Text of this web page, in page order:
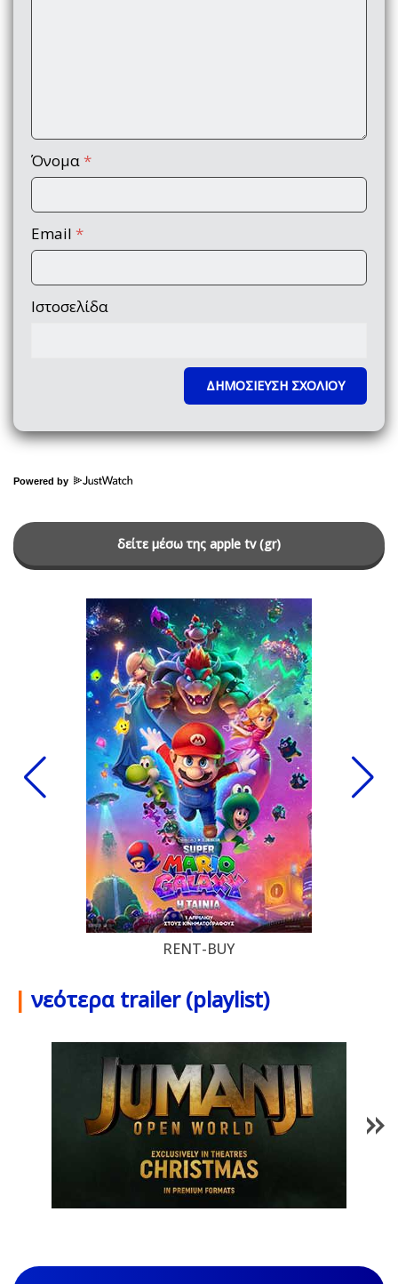
Όνομα *
Email *
Ιστοσελίδα
Powered by
δείτε μέσω της apple tv (gr)
RENT-BUY
| νεότερα trailer (playlist)
1/85